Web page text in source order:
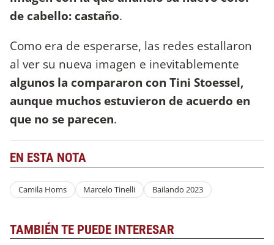
de cabello: castaño.
Como era de esperarse, las redes estallaron
al ver su nueva imagen e inevitablemente
algunos la compararon con Tini Stoessel,
aunque muchos estuvieron de acuerdo en
que no se parecen.
EN ESTA NOTA
Camila Homs Marcelo Tinelli Bailando 2023
TAMBIÉN TE PUEDE INTERESAR